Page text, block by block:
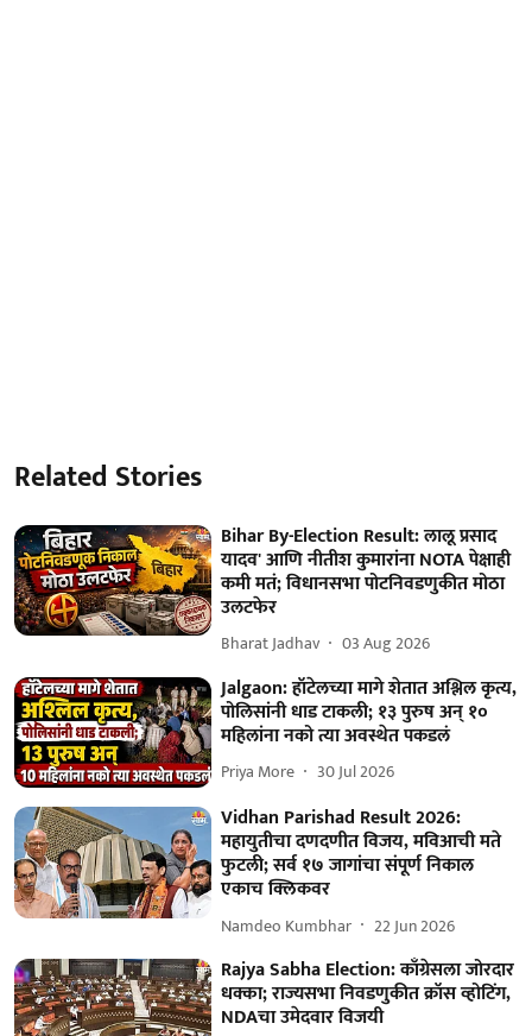
Related Stories
Bihar By-Election Result: लालू प्रसाद
यादव' आणि नीतीश कुमारांना NOTA पेक्षाही
कमी मतं; विधानसभा पोटनिवडणुकीत मोठा
उलटफेर
Bharat Jadhav 03 Aug 2026
Jalgaon: हॉटेलच्या मागे शेतात अश्लिल कृत्य,
पोलिसांनी धाड टाकली; १३ पुरुष अन् १०
महिलांना नको त्या अवस्थेत पकडलं
Priya More 30 Jul 2026
Vidhan Parishad Result 2026:
महायुतीचा दणदणीत विजय, मविआची मते
फुटली; सर्व १७ जागांचा संपूर्ण निकाल
एकाच क्लिकवर
Namdeo Kumbhar 22 Jun 2026
Rajya Sabha Election: काँग्रेसला जोरदार
धक्का; राज्यसभा निवडणुकीत क्रॉस व्होटिंग,
NDAचा उमेदवार विजयी